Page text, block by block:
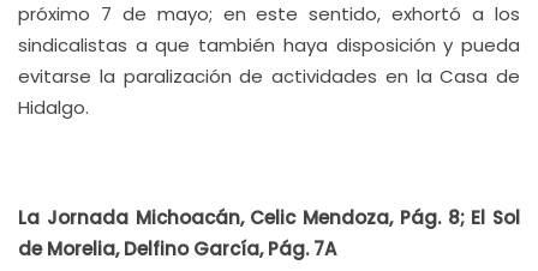
próximo 7 de mayo; en este sentido, exhortó a los
sindicalistas a que también haya disposición y pueda
evitarse la paralización de actividades en la Casa de
Hidalgo.
La Jornada Michoacán, Celic Mendoza, Pág. 8; El Sol
de Morelia, Delfino García, Pág. 7A